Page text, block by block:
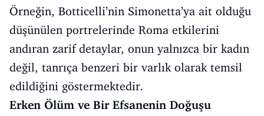
Örneğin, Botticelli’nin Simonetta’ya ait olduğu
düşünülen portrelerinde Roma etkilerini
andıran zarif detaylar, onun yalnızca bir kadın
değil, tanrıça benzeri bir varlık olarak temsil
edildiğini göstermektedir.
Erken Ölüm ve Bir Efsanenin Doğuşu